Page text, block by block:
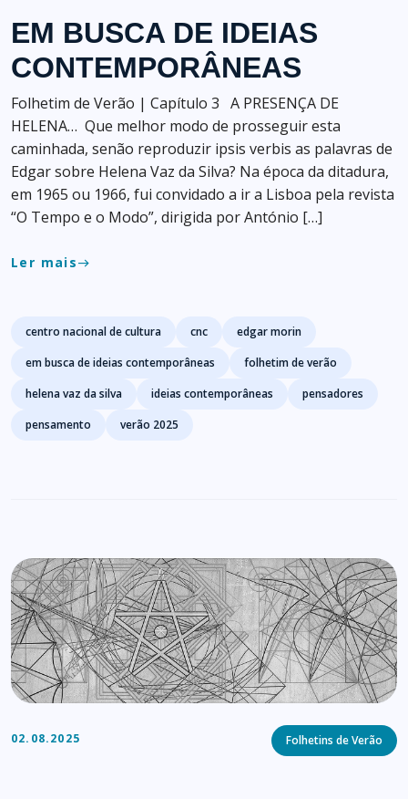
EM BUSCA DE IDEIAS
CONTEMPORÂNEAS
Folhetim de Verão | Capítulo 3 A PRESENÇA DE
HELENA… Que melhor modo de prosseguir esta
caminhada, senão reproduzir ipsis verbis as palavras de
Edgar sobre Helena Vaz da Silva? Na época da ditadura,
em 1965 ou 1966, fui convidado a ir a Lisboa pela revista
“O Tempo e o Modo”, dirigida por António […]
Ler maiseast
Tags
centro nacional de cultura cnc
edgar morin
em busca de ideias contemporâneas
folhetim de verão
helena vaz da silva
ideias contemporâneas
pensadores
pensamento
verão 2025
02.08.2025 Categories
Folhetins de Verão